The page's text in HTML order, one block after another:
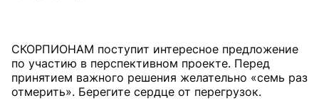
СКОРПИОНАМ поступит интересное предложение
по участию в перспективном проекте. Перед
принятием важного решения желательно «семь раз
отмерить». Берегите сердце от перегрузок.